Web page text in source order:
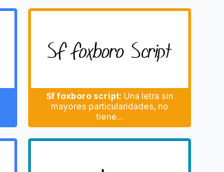
Sf foxboro script: Una letra sin
mayores particularidades, no
tiene...